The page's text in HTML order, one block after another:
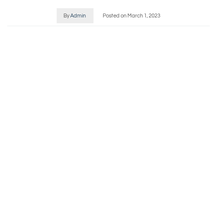
ByAdmin Posted on March 1, 2023